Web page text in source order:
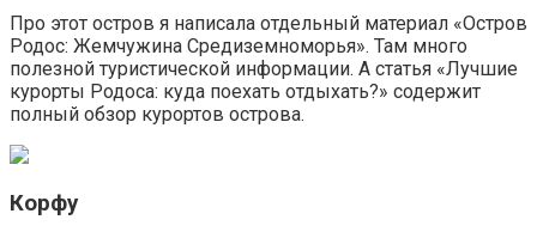
Про этот остров я написала отдельный материал «Остров
Родос: Жемчужина Средиземноморья». Там много
полезной туристической информации. А статья «Лучшие
курорты Родоса: куда поехать отдыхать?» содержит
полный обзор курортов острова.
Корфу